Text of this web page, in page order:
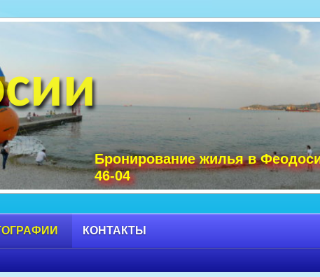
Бронирование жилья в
46-04
фото горы Крыма, Крым Судак фото,
Крыма фото, море Крым фото,
КОНТАКТЫ